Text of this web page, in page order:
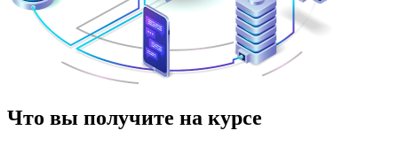
Что вы получите на курсе